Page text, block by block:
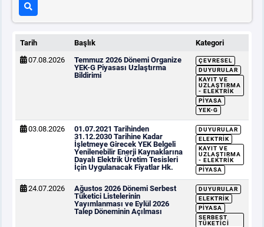
DUYURULAR
BT HİZMET YÖNETİM SİSTEMİ POLİTİKAMIZ
Tarih Başlık
Kategori
07.08.2026
Temmuz 2026 Dönemi Organize
YEK-G Piyasası Uzlaştırma
Bildirimi
ÇEVRESEL
DUYURULAR
KAYIT VE
UZLAŞTIRMA
- ELEKTRIK
PIYASA
YEK-G
03.08.2026
01.07.2021 Tarihinden
31.12.2030 Tarihine Kadar
İşletmeye Girecek YEK Belgeli
Yenilenebilir Enerji Kaynaklarına
Dayalı Elektrik Üretim Tesisleri
İçin Uygulanacak Fiyatlar Hk.
DUYURULAR
ELEKTRIK
KAYIT VE
UZLAŞTIRMA
- ELEKTRIK
PIYASA
24.07.2026
Ağustos 2026 Dönemi Serbest
Tüketici Listelerinin
Yayımlanması ve Eylül 2026
Talep Döneminin Açılması
DUYURULAR
ELEKTRIK
PIYASA
SERBEST
TÜKETICI